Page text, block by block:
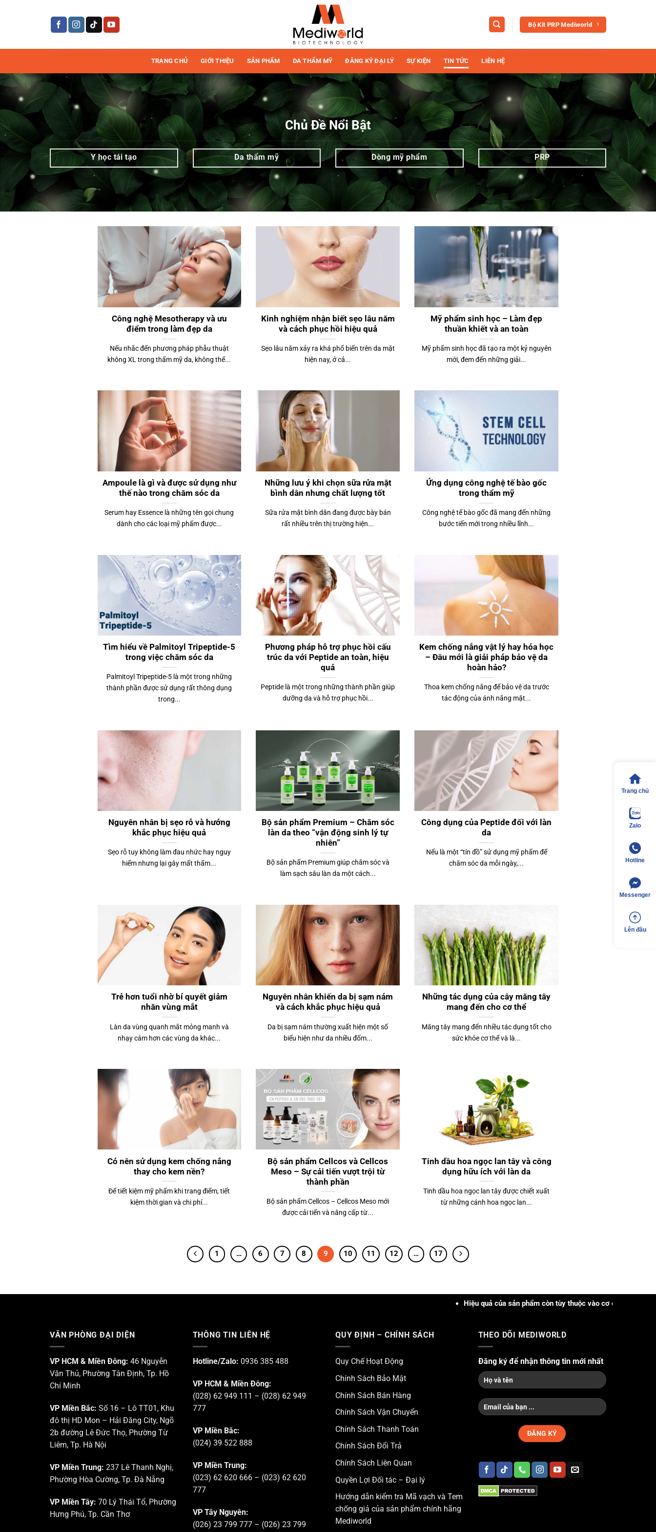
Tin
tức
Trang
trên
17
|
Mediworld
Bộ Kit PRP Mediworld
TRANG CHỦ GIỚI THIỆU SẢN PHẨM DA THẨM MỸ ĐĂNG KÝ ĐẠI LÝ SỰ KIỆN TIN TỨC LIÊN HỆ
Chủ Đề Nổi Bật
Y học tái tạo Da thẩm mỹ Dòng mỹ phẩm PRP
Công nghệ Mesotherapy và ưu
điểm trong làm đẹp da
Nếu nhắc đến phương pháp phẫu thuật
không XL trong thẩm mỹ da, không thể...
Kinh nghiệm nhận biết sẹo lâu năm
và cách phục hồi hiệu quả
Sẹo lâu năm xảy ra khá phổ biến trên da mặt
hiện nay, ở cả...
Mỹ phẩm sinh học – Làm đẹp
thuần khiết và an toàn
Mỹ phẩm sinh học đã tạo ra một kỷ nguyên
mới, đem đến những giải...
Ampoule là gì và được sử dụng như
thế nào trong chăm sóc da
Serum hay Essence là những tên gọi chung
dành cho các loại mỹ phẩm được...
Những lưu ý khi chọn sữa rửa mặt
bình dân nhưng chất lượng tốt
Sữa rửa mặt bình dân đang được bày bán
rất nhiều trên thị trường hiện...
Ứng dụng công nghệ tế bào gốc
trong thẩm mỹ
Công nghệ tế bào gốc đã mang đến những
bước tiến mới trong nhiều lĩnh...
Tìm hiểu về Palmitoyl Tripeptide-5
trong việc chăm sóc da
Palmitoyl Tripeptide-5 là một trong những
thành phần được sử dụng rất thông dụng
trong...
Phương pháp hỗ trợ phục hồi cấu
trúc da với Peptide an toàn, hiệu
quả
Peptide là một trong những thành phần giúp
dưỡng da và hỗ trợ phục hồi...
Kem chống nắng vật lý hay hóa học
– Đâu mới là giải pháp bảo vệ da
hoàn hảo?
Thoa kem chống nắng để bảo vệ da trước
tác động của ánh nắng mặt...
Nguyên nhân bị sẹo rỗ và hướng
khắc phục hiệu quả
Sẹo rỗ tuy không làm đau nhức hay nguy
hiểm nhưng lại gây mất thẩm...
Bộ sản phẩm Premium – Chăm sóc
làn da theo “vận động sinh lý tự
nhiên”
Bộ sản phẩm Premium giúp chăm sóc và
làm sạch sâu làn da một cách...
Công dụng của Peptide đối với làn
da
Nếu là một “tín đồ” sử dụng mỹ phẩm để
chăm sóc da mỗi ngày,...
Trẻ hơn tuổi nhờ bí quyết giảm
nhăn vùng mắt
Làn da vùng quanh mắt mỏng manh và
nhạy cảm hơn các vùng da khác...
Nguyên nhân khiến da bị sạm nám
và cách khắc phục hiệu quả
Da bị sạm nám thường xuất hiện một số
biểu hiện như da nhiều đốm...
Những tác dụng của cây măng tây
mang đến cho cơ thể
Măng tây mang đến nhiều tác dụng tốt cho
sức khỏe cơ thể và là...
Có nên sử dụng kem chống nắng
thay cho kem nền?
Để tiết kiệm mỹ phẩm khi trang điểm, tiết
kiệm thời gian và chi phí...
Bộ sản phẩm Cellcos và Cellcos
Meso – Sự cải tiến vượt trội từ
thành phần
Bộ sản phẩm Cellcos – Cellcos Meso mới
được cải tiến và nâng cấp từ...
Tinh dầu hoa ngọc lan tây và công
dụng hữu ích với làn da
Tinh dầu hoa ngọc lan tây được chiết xuất
từ những cánh hoa ngọc lan...
1 … 6 7 8 9 10 11 12 … 17
Hiệu quả của sản phẩm còn tùy thuộc vào cơ địa, tình trạng, khả năng
VĂN PHÒNG ĐẠI DIỆN
VP HCM & Miền Đông: 46 Nguyễn
Văn Thủ, Phường Tân Định, Tp. Hồ
Chí Minh
VP Miền Bắc: Số 16 – Lô TT01, Khu
đô thị HD Mon – Hải Đăng City, Ngõ
2b đường Lê Đức Thọ, Phường Từ
Liêm, Tp. Hà Nội
VP Miền Trung: 237 Lê Thanh Nghị,
Phường Hòa Cường, Tp. Đà Nẵng
VP Miền Tây: 70 Lý Thái Tổ, Phường
Hưng Phú, Tp. Cần Thơ
THÔNG TIN LIÊN HỆ
Hotline/Zalo: 0936 385 488
VP HCM & Miền Đông:
(028) 62 949 111 – (028) 62 949
777
VP Miền Bắc:
(024) 39 522 888
VP Miền Trung:
(023) 62 620 666 – (023) 62 620
777
VP Tây Nguyên:
(026) 23 799 777 – (026) 23 799
QUY ĐỊNH – CHÍNH SÁCH
Quy Chế Hoạt Động
Chính Sách Bảo Mật
Chính Sách Bán Hàng
Chính Sách Vận Chuyển
Chính Sách Thanh Toán
Chính Sách Đổi Trả
Chính Sách Liên Quan
Quyền Lợi Đối tác – Đại lý
Hướng dẫn kiểm tra Mã vạch và Tem
chống giả của sản phẩm chính hãng
Mediworld
THEO DÕI MEDIWORLD
Đăng ký để nhận thông tin mới nhất
Trang chủ
Zalo
Hotline
Messenger
Lên đầu